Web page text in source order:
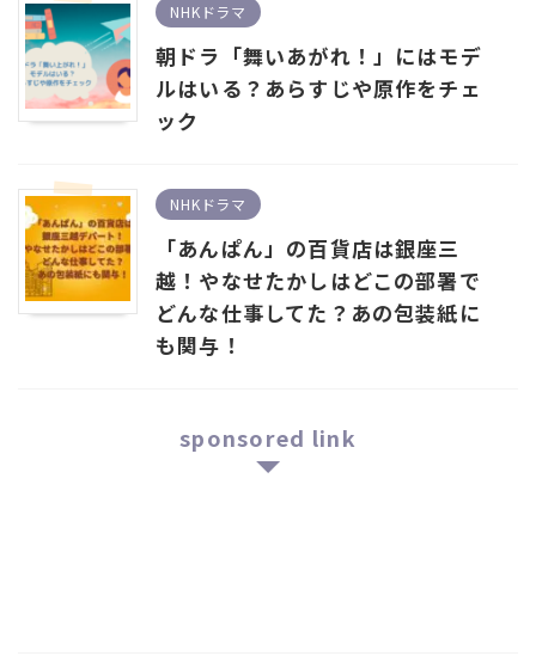
NHKドラマ
朝ドラ「舞いあがれ！」にはモデ
ルはいる？あらすじや原作をチェ
ック
NHKドラマ
「あんぱん」の百貨店は銀座三
越！やなせたかしはどこの部署で
どんな仕事してた？あの包装紙に
も関与！
sponsored link